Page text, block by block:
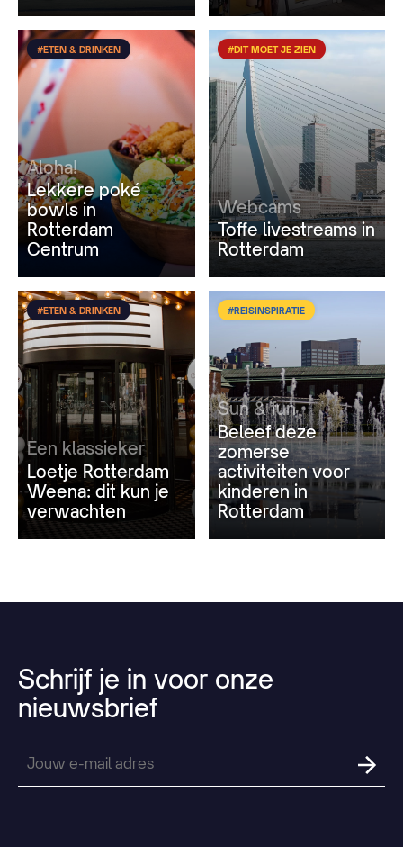
#ETEN & DRINKEN
Aloha!
Lekkere poké
bowls in
Rotterdam
Centrum
#DIT MOET JE ZIEN
Webcams
Toffe livestreams in
Rotterdam
#ETEN & DRINKEN
Een klassieker
Loetje Rotterdam
Weena: dit kun je
verwachten
#REISINSPIRATIE
Sun & fun
Beleef deze
zomerse
activiteiten voor
kinderen in
Rotterdam
Schrijf je in voor onze
nieuwsbrief